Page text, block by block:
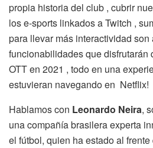
propia historia del club , cubrir
los e-sports linkados a Twitch ,
para llevar más interactividad
funcionabilidades que disfrutarán
OTT en 2021 , todo en una
estuvieran navegando en Netflix!
Hablamos con Leonardo Neira,
una compañía brasilera experta
el fútbol, quien ha estado al